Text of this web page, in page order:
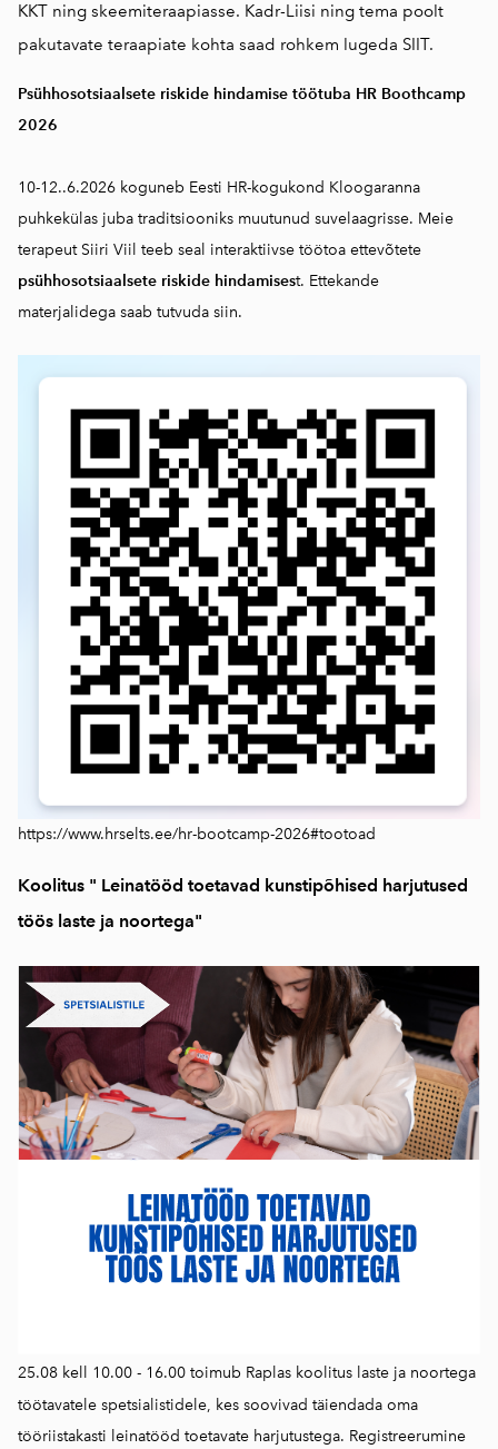
KKT ning skeemiteraapiasse. Kadr-Liisi ning tema poolt
pakutavate teraapiate kohta saad rohkem lugeda SIIT.
Psühhosotsiaalsete riskide hindamise töötuba HR Boothcamp
2026
10-12..6.2026 koguneb Eesti HR-kogukond Kloogaranna
puhkekülas juba traditsiooniks muutunud suvelaagrisse. Meie
terapeut Siiri Viil teeb seal interaktiivse töötoa ettevõtete
psühhosotsiaalsete riskide hindamisest. Ettekande
materjalidega saab tutvuda siin.
https://www.hrselts.ee/hr-bootcamp-2026#tootoad
Koolitus " Leinatööd toetavad kunstipõhised harjutused
töös laste ja noortega"
25.08 kell 10.00 - 16.00 toimub Raplas koolitus laste ja noortega
töötavatele spetsialistidele, kes soovivad täiendada oma
tööriistakasti leinatööd toetavate harjutustega. Registreerumine